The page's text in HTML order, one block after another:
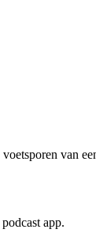
van
app.